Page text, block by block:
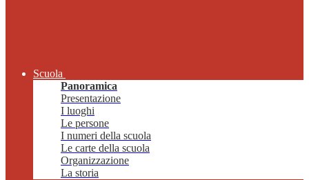
Scuola
Panoramica
Presentazione
I luoghi
Le persone
I numeri della scuola
Le carte della scuola
Organizzazione
La storia